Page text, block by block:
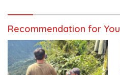
Recommendation for You